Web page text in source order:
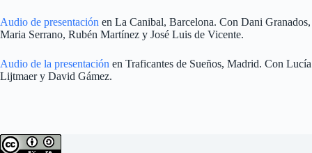
Audio de presentación en La Canibal, Barcelona. Con Dani Granados,
Maria Serrano, Rubén Martínez y José Luis de Vicente.
Audio de la presentación en Traficantes de Sueños, Madrid. Con Lucía
Lijtmaer y David Gámez.